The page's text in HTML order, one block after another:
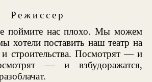
Режиссер
поймите нас плохо. Мы можем
хотели поставить наш театр на
строительства. Посмотрят — и
— и взбудоражатся,